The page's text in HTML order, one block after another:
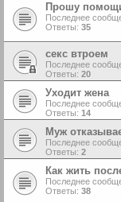
Прошу
Последнее
Ответы: 35
секс втроем
Последнее
Ответы: 20
Уходит жена
Последнее
Ответы: 14
Муж
Последнее
Ответы: 2
Как жить
Последнее
Ответы: 38